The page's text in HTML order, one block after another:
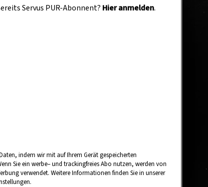
Servus PUR-Abonnent? Hier anmelden.
indem wir mit auf Ihrem Gerät gespeicherten
Sie ein werbe– und trackingfreies Abo nutzen, werden von
verwendet. Weitere Informationen finden Sie in unserer